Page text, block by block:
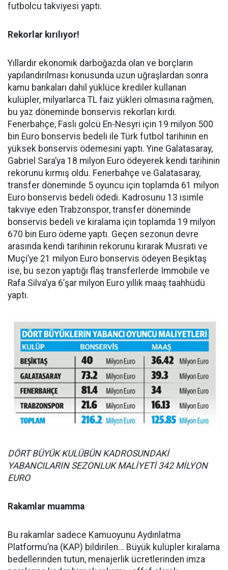
futbolcu takviyesi yaptı.
Rekorlar kırılıyor!
Yıllardır ekonomik darboğazda olan ve borçların
yapılandırılması konusunda uzun uğraşlardan sonra
kamu bankaları dahil yüklüce krediler kullanan
kulüpler, milyarlarca TL faiz yükleri olmasına rağmen,
bu yaz döneminde bonservis rekorları kırdı.
Fenerbahçe, Faslı golcü En-Nesyri için 19 milyon 500
bin Euro bonservis bedeli ile Türk futbol tarihinin en
yüksek bonservis ödemesini yaptı. Yine Galatasaray,
Gabriel Sara’ya 18 milyon Euro ödeyerek kendi tarihinin
rekorunu kırmış oldu. Fenerbahçe ve Galatasaray,
transfer döneminde 5 oyuncu için toplamda 61 milyon
Euro bonservis bedeli ödedi. Kadrosunu 13 isimle
takviye eden Trabzonspor, transfer döneminde
bonservis bedeli ve kiralama için toplamda 19 milyon
670 bin Euro ödeme yaptı. Geçen sezonun devre
arasında kendi tarihinin rekorunu kırarak Musrati ve
Muçi’ye 21 milyon Euro bonservis ödeyen Beşiktaş
ise, bu sezon yaptığı flaş transferlerde Immobile ve
Rafa Silva’ya 6’şar milyon Euro yıllık maaş taahhüdü
yaptı.
DÖRT BÜYÜK KULÜBÜN KADROSUNDAKİ
YABANCILARIN SEZONLUK MALİYETİ 342 MİLYON
EURO
Rakamlar muamma
Bu rakamlar sadece Kamuoyunu Aydınlatma
Platformu’na (KAP) bildirilen... Büyük kulüpler kiralama
bedellerinden tutun, menajerlik ücretlerinden imza